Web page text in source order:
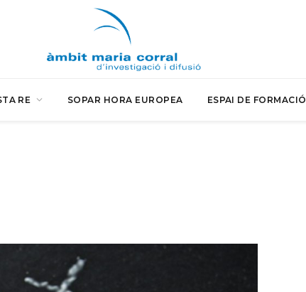
RE SOPAR HORA EUROPEA ESPAI DE FORMACIÓ